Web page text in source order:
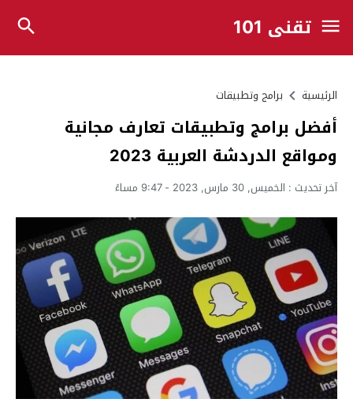
تقني 101
الرئيسية برامج وتطبيقات
أفضل برامج وتطبيقات تعارف مجانية
ومواقع الدردشة العربية 2023
آخر تحديث : الخميس, 30 مارس, 2023 - 9:47 مساءً